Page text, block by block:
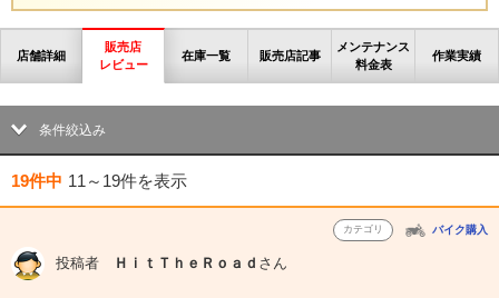
店舗詳細
販売店
レビュー
在庫一覧 販売店記事
メンテナンス
料金表
作業実績
条件絞込み
19件中 11～19件を表示
カテゴリ バイク購入
投稿者 ＨｉｔＴｈｅＲｏａｄ さん